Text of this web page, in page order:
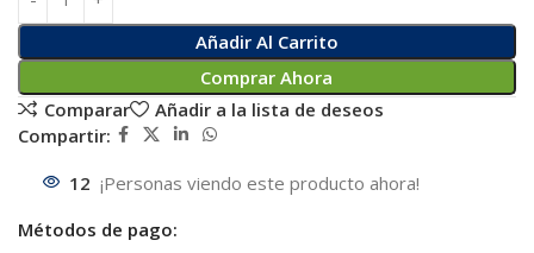
Añadir Al Carrito
Comprar Ahora
Comparar
Añadir a la lista de deseos
Compartir:
12 ¡Personas viendo este producto ahora!
Métodos de pago: